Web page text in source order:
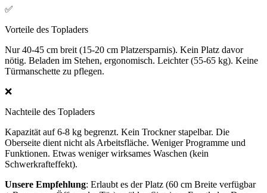
✅
Vorteile des Topladers
Nur 40-45 cm breit (15-20 cm Platzersparnis). Kein Platz davor
nötig. Beladen im Stehen, ergonomisch. Leichter (55-65 kg). Keine
Türmanschette zu pflegen.
❌
Nachteile des Topladers
Kapazität auf 6-8 kg begrenzt. Kein Trockner stapelbar. Die
Oberseite dient nicht als Arbeitsfläche. Weniger Programme und
Funktionen. Etwas weniger wirksames Waschen (kein
Schwerkrafteffekt).
Unsere Empfehlung: Erlaubt es der Platz (60 cm Breite verfügbar